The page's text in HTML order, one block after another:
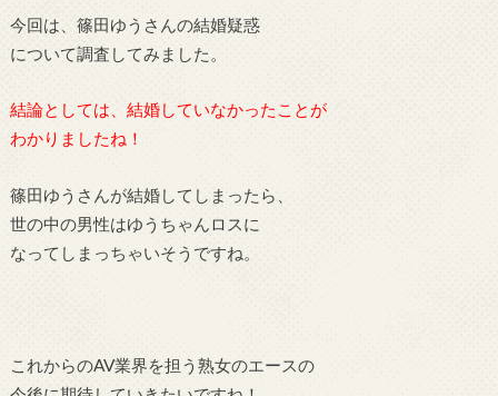
今回は、篠田ゆうさんの結婚疑惑
について調査してみました。
結論としては、結婚していなかったことが
わかりましたね！
篠田ゆうさんが結婚してしまったら、
世の中の男性はゆうちゃんロスに
なってしまっちゃいそうですね。
これからのAV業界を担う熟女のエースの